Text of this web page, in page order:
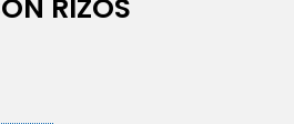
RIZOS